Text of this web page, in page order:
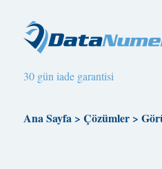
30 gün iade garantisi
Ana Sayfa> Çözümler>